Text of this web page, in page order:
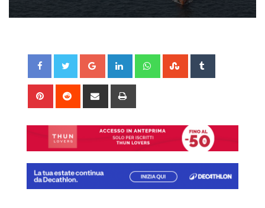
Google+ LinkedIn WhatsappStumbleUpon
Pinterest Reddit
Share